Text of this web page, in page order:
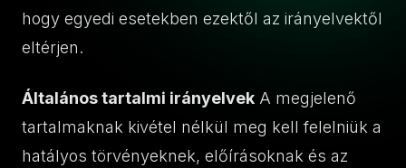
hogy egyedi esetekben ezektől az irányelvektől
eltérjen.
Általános tartalmi irányelvek A megjelenő
tartalmaknak kivétel nélkül meg kell felelniük a
hatályos törvényeknek, előírásoknak és az